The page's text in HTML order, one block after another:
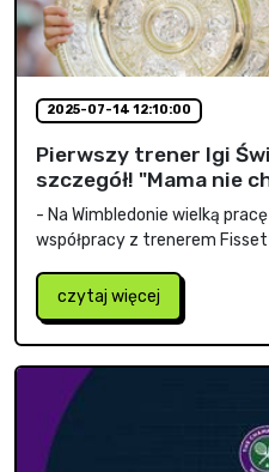
2025-07-14 12:10:00
Pierwszy trener Igi
szczegół! "Mama nie
- Na Wimbledonie wielką
współpracy z trenerem
czytaj więcej